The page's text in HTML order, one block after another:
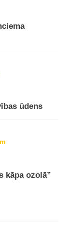
ūdens
kāpa ozolā”